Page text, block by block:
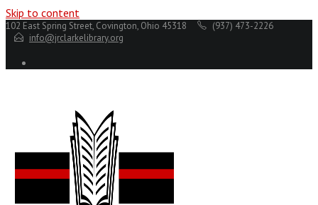
Skip to content
102 East Spring Street, Covington, Ohio 45318
(937) 473-2226
info@jrclarkelibrary.org